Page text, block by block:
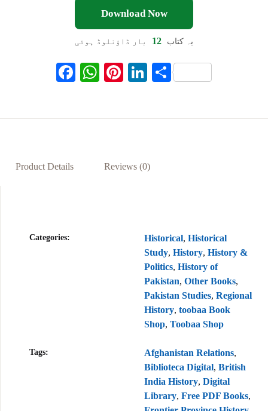
Download Now
یہ کتاب 12 بار ڈاؤنلوڈ ہوئی
F
W
p
Pi Li S
Product Details Reviews (0)
Categories: Historical, Historical
Study, History, History &
Politics, History of
Pakistan, Other Books,
Pakistan Studies, Regional
History, toobaa Book
Shop, Toobaa Shop
Tags: Afghanistan Relations,
Biblioteca Digital, British
India History, Digital
Library, Free PDF Books,